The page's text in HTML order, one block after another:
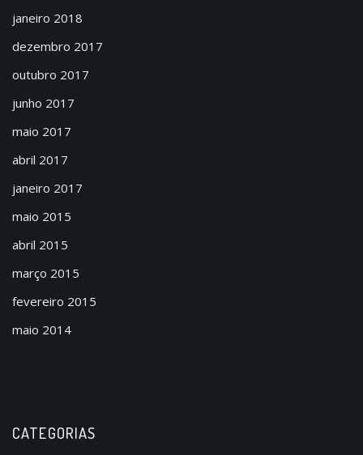
janeiro 2018
dezembro 2017
outubro 2017
junho 2017
maio 2017
abril 2017
janeiro 2017
maio 2015
abril 2015
março 2015
fevereiro 2015
maio 2014
CATEGORIAS